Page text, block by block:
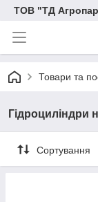
ТОВ "ТД
Товари та
Гідроциліндри
Сортування